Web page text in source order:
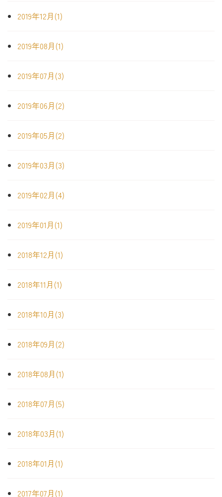
2019年12月(1)
2019年08月(1)
2019年07月(3)
2019年06月(2)
2019年05月(2)
2019年03月(3)
2019年02月(4)
2019年01月(1)
2018年12月(1)
2018年11月(1)
2018年10月(3)
2018年09月(2)
2018年08月(1)
2018年07月(5)
2018年03月(1)
2018年01月(1)
2017年07月(1)